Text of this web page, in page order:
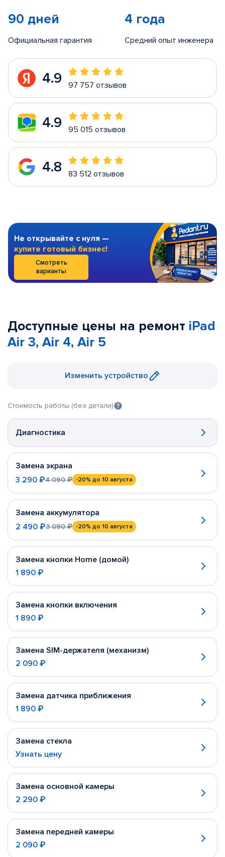
90 дней
Официальная гарантия
4 года
Средний опыт инженера
4.9 97 757 отзывов
4.9 95 015 отзывов
4.8 83 512 отзывов
Не открывайте с нуля —
купите готовый бизнес!
Смотреть
варианты
Доступные цены на ремонт iPad
Air 3, Air 4, Air 5
Изменить устройство
Стоимость работы (без детали)
Диагностика
Замена экрана
3 290 ₽4 090 ₽ -20% до 10 августа
Замена аккумулятора
2 490 ₽3 090 ₽ -20% до 10 августа
Замена кнопки Home (домой)
1 890 ₽
Замена кнопки включения
1 890 ₽
Замена SIM-держателя (механизм)
2 090 ₽
Замена датчика приближения
1 890 ₽
Замена стекла
Узнать цену
Замена основной камеры
2 290 ₽
Замена передней камеры
2 090 ₽